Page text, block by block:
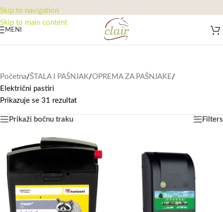
Skip to navigation
Skip to main content
MENI
Početna/ŠTALA I PAŠNJAK/OPREMA ZA PAŠNJAKE/
Električni pastiri
Prikazuje se 31 rezultat
Prikaži bočnu traku Filters